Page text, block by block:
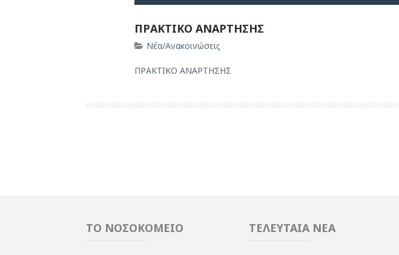
ΠΡΑΚΤΙΚΟ ΑΝΑΡΤΗΣΗΣ
Νέα/Ανακοινώσεις
ΠΡΑΚΤΙΚΟ ΑΝΑΡΤΗΣΗΣ
ΤΟ ΝΟΣΟΚΟΜΕΙΟ ΤΕΛΕΥΤΑΙΑ ΝΕΑ